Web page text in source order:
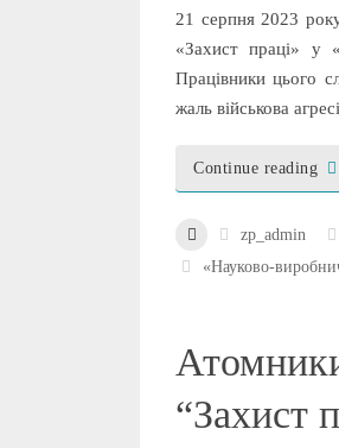
21 серпня 2023
«Захист праці» у
Працівники цього
жаль військова
Continue reading
zp_admin
«Науково-
“Захист